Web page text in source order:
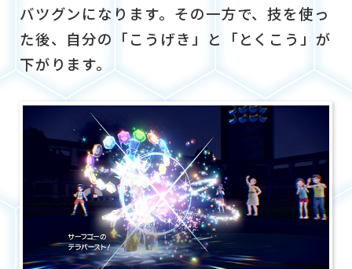
バツグンになります。その一方で、技を使っ
た後、自分の「こうげき」と「とくこう」が
下がります。